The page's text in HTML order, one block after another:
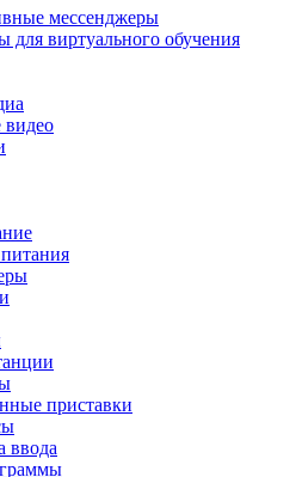
мессенджеры
для виртуального обучения
видео
приставки
ввода